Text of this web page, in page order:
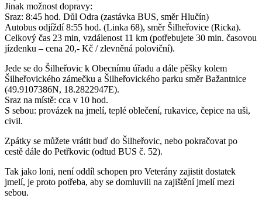
Jinak možnost dopravy:
Sraz: 8:45 hod. Důl Odra (zastávka BUS, směr Hlučín)
Autobus odjíždí 8:55 hod. (Linka 68), směr Šilheřovice (Ricka).
Celkový čas 23 min, vzdálenost 11 km (potřebujete 30 min. časovou
jízdenku – cena 20,- Kč / zlevněná poloviční).
Jede se do Šilheřovic k Obecnímu úřadu a dále pěšky kolem
Šilheřovického zámečku a Šilheřovického parku směr Bažantnice
(49.9107386N, 18.2822947E).
Sraz na místě: cca v 10 hod.
S sebou: provázek na jmelí, teplé oblečení, rukavice, čepice na uši,
civil.
Zpátky se můžete vrátit buď do Šilheřovic, nebo pokračovat po
cestě dále do Petřkovic (odtud BUS č. 52).
Tak jako loni, není oddíl schopen pro Veterány zajistit dostatek
jmelí, je proto potřeba, aby se domluvili na zajištění jmelí mezi
sebou.